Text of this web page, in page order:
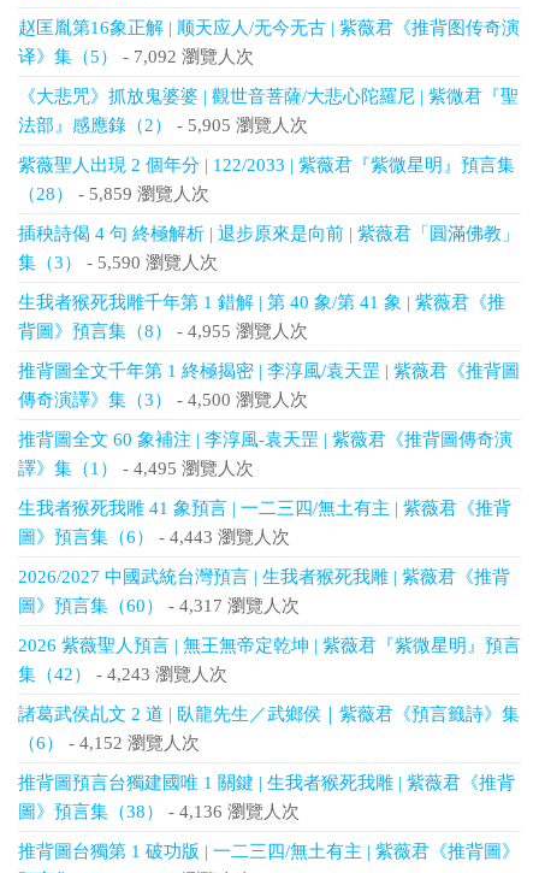
赵匡胤第16象正解 | 顺天应人/无今无古 | 紫薇君《推背图传奇演
译》集（5）
- 7,092 瀏覽人次
《大悲咒》抓放鬼婆婆 | 觀世音菩薩/大悲心陀羅尼 | 紫微君『聖
法部』感應錄（2）
- 5,905 瀏覽人次
紫薇聖人出現 2 個年分 | 122/2033 | 紫薇君『紫微星明』預言集
（28）
- 5,859 瀏覽人次
插秧詩偈 4 句 終極解析 | 退步原來是向前 | 紫薇君「圓滿佛教」
集（3）
- 5,590 瀏覽人次
生我者猴死我雕千年第 1 錯解 | 第 40 象/第 41 象 | 紫薇君《推
背圖》預言集（8）
- 4,955 瀏覽人次
推背圖全文千年第 1 終極揭密 | 李淳風/袁天罡 | 紫薇君《推背圖
傳奇演譯》集（3）
- 4,500 瀏覽人次
推背圖全文 60 象補注 | 李淳風-袁天罡 | 紫薇君《推背圖傳奇演
譯》集（1）
- 4,495 瀏覽人次
生我者猴死我雕 41 象預言 | 一二三四/無土有主 | 紫薇君《推背
圖》預言集（6）
- 4,443 瀏覽人次
2026/2027 中國武統台灣預言 | 生我者猴死我雕 | 紫薇君《推背
圖》預言集（60）
- 4,317 瀏覽人次
2026 紫薇聖人預言 | 無王無帝定乾坤 | 紫薇君『紫微星明』預言
集（42）
- 4,243 瀏覽人次
諸葛武侯乩文 2 道 | 臥龍先生／武鄉侯｜紫薇君《預言籤詩》集
（6）
- 4,152 瀏覽人次
推背圖預言台獨建國唯 1 關鍵 | 生我者猴死我雕 | 紫薇君《推背
圖》預言集（38）
- 4,136 瀏覽人次
推背圖台獨第 1 破功版 | 一二三四/無土有主 | 紫薇君《推背圖》